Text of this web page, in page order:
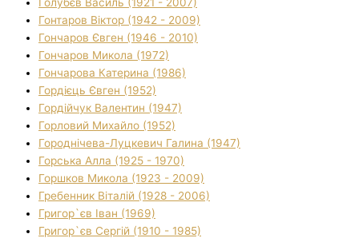
Гонтаров Віктор (1942 - 2009)
Гончаров Євген (1946 - 2010)
Гончаров Микола (1972)
Гончарова Катерина (1986)
Гордієць Євген (1952)
Гордійчук Валентин (1947)
Горловий Михайло (1952)
Городнічева-Луцкевич Галина (1947)
Горська Алла (1925 - 1970)
Горшков Микола (1923 - 2009)
Гребенник Віталій (1928 - 2006)
Григор`єв Іван (1969)
Григор`єв Сергій (1910 - 1985)